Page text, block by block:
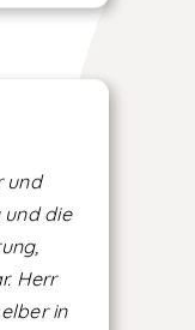
und
die
Herr
in